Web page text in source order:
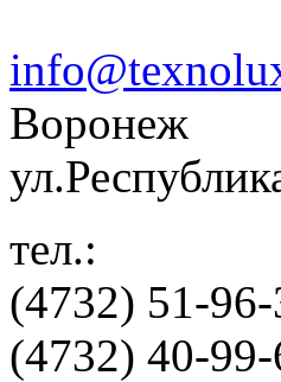
Воронеж
тел.:
(4732) 51-96-
(4732) 40-